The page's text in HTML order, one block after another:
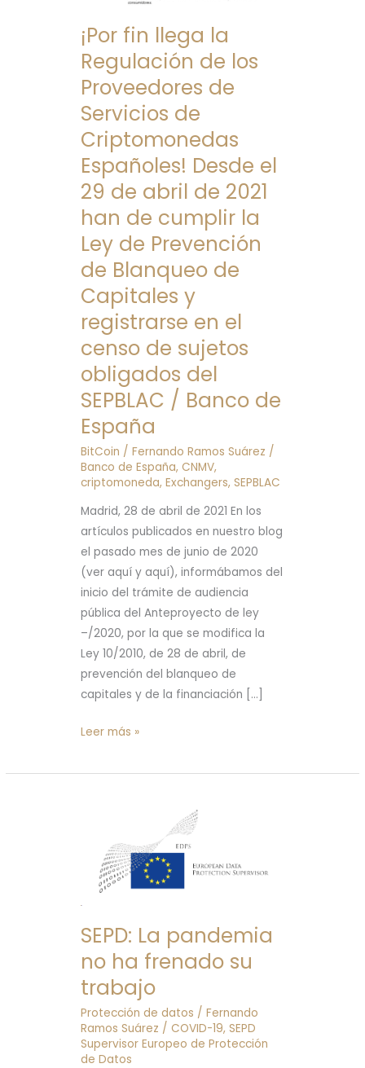
¡Por fin llega la
Regulación de los
Proveedores de
Servicios de
Criptomonedas
Españoles! Desde el
29 de abril de 2021
han de cumplir la
Ley de Prevención
de Blanqueo de
Capitales y
registrarse en el
censo de sujetos
obligados del
SEPBLAC / Banco de
España
BitCoin / Fernando Ramos Suárez /
Banco de España, CNMV,
criptomoneda, Exchangers, SEPBLAC
Madrid, 28 de abril de 2021 En los
artículos publicados en nuestro blog
el pasado mes de junio de 2020
(ver aquí y aquí), informábamos del
inicio del trámite de audiencia
pública del Anteproyecto de ley
–/2020, por la que se modifica la
Ley 10/2010, de 28 de abril, de
prevención del blanqueo de
capitales y de la financiación […]
de
los
Proveedores
de
Servicios
de
Criptomonedas
Españoles!
Desde
el
29
de
abril
de
2021
de
cumplir
la
Ley
Prevención
de
Capitales
y
registrarse
el
censo
sujetos
obligados
del
Leer más »
SEPD: La pandemia
no ha frenado su
trabajo
Protección de datos / Fernando
Ramos Suárez / COVID-19, SEPD
Supervisor Europeo de Protección
de Datos
pandemia
frenado
su